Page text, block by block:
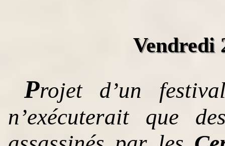
Vendredi
Projet d’un
n’exécuterait que